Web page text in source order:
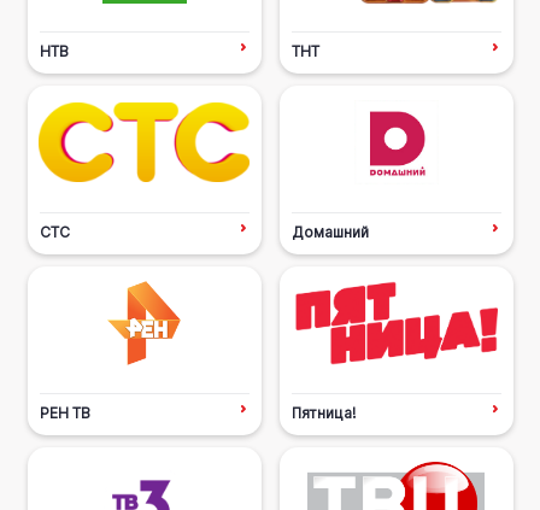
НТВ ТНТ
СТС Домашний
РЕН ТВ Пятница!